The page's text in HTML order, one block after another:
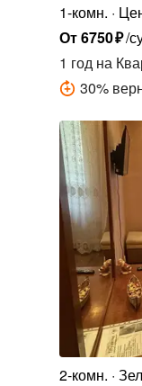
1-комн.
1
От6750₽/
1 годна
30%
2-комн.